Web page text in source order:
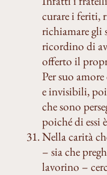
curare i feriti,
richiamare gli
ricordino di
offerto il
Per suo
e invisibili,
che sono
poiché di essi
Nella carità
– sia che
lavorino –